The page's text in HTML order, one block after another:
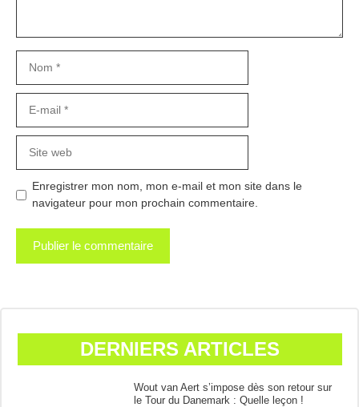
mail
web
Enregistrer mon nom, mon e-mail et mon site dans le
navigateur pour mon prochain commentaire.
DERNIERS ARTICLES
Wout van Aert s’impose dès son retour sur
le Tour du Danemark : Quelle leçon !